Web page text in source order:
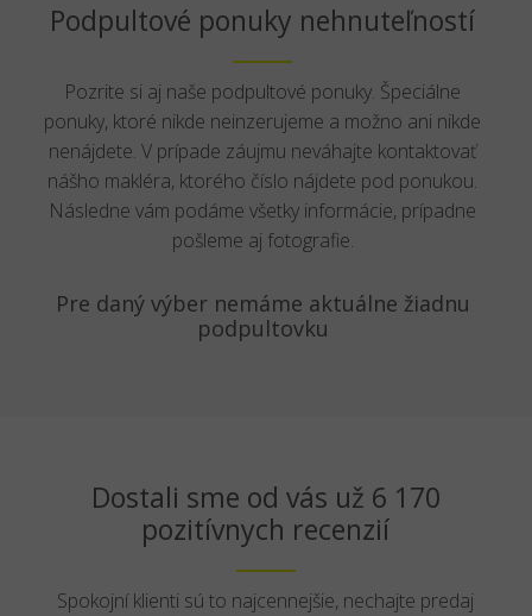
Podpultové ponuky nehnuteľností
Pozrite si aj naše podpultové ponuky. Špeciálne
ponuky, ktoré nikde neinzerujeme a možno ani nikde
nenájdete. V prípade záujmu neváhajte kontaktovať
nášho makléra, ktorého číslo nájdete pod ponukou.
Následne vám podáme všetky informácie, prípadne
pošleme aj fotografie.
Pre daný výber nemáme aktuálne žiadnu
podpultovku
Dostali sme od vás už 6 170
pozitívnych recenzií
Spokojní klienti sú to najcennejšie, nechajte predaj